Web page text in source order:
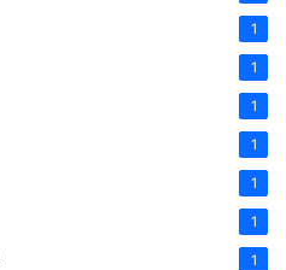
1
1
1
1
1
1
1